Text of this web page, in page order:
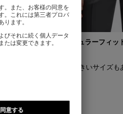
BOSS ONE スリムフィット スーツジャケット バージンウールサージ
| さらに大きいサイズも